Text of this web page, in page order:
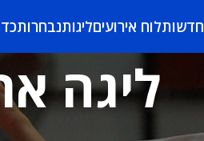
חדשותלוח אירועיםליגותנבחרות
ליגה